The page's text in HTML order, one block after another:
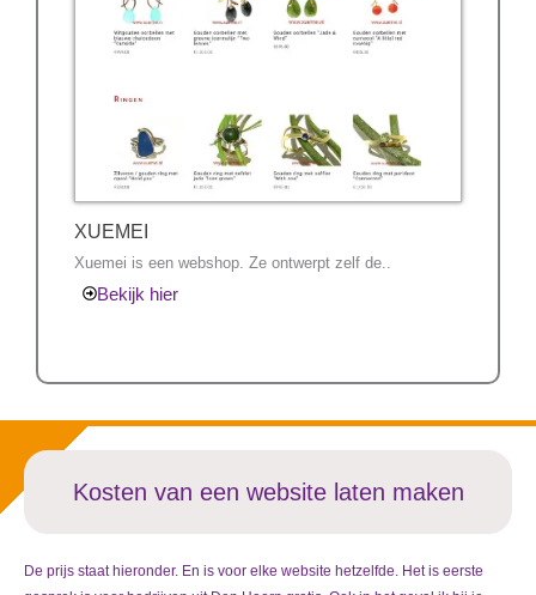
XUEMEI
Xuemei is een webshop. Ze ontwerpt zelf de..
Bekijk hier
Kosten van een website laten maken
De prijs staat hieronder. En is voor elke website hetzelfde. Het is eerste